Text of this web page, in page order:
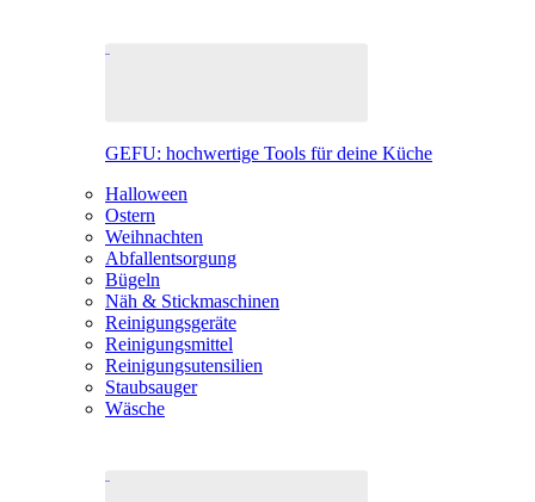
GEFU: hochwertige Tools für deine Küche
Halloween
Ostern
Weihnachten
Abfallentsorgung
Bügeln
Näh & Stickmaschinen
Reinigungsgeräte
Reinigungsmittel
Reinigungsutensilien
Staubsauger
Wäsche